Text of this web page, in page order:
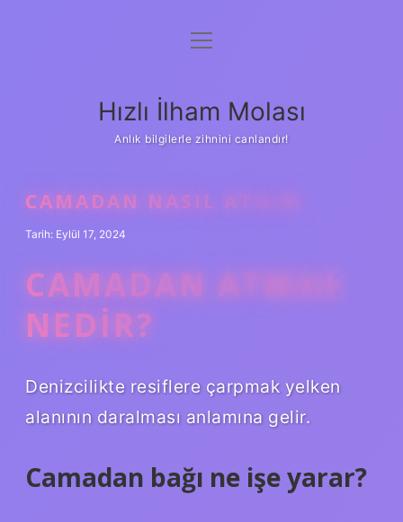
Anasayfa
Yasal Uyarı
menüyü
Hızlı İlham Molası
Anlık bilgilerle zihnini canlandır!
CAMADAN NASIL ATILIR
Tarih: Eylül 17, 2024
CAMADAN ATMAK
NEDIR?
Denizcilikte resiflere çarpmak yelken
alanının daralması anlamına gelir.
Camadan bağı ne işe yarar?